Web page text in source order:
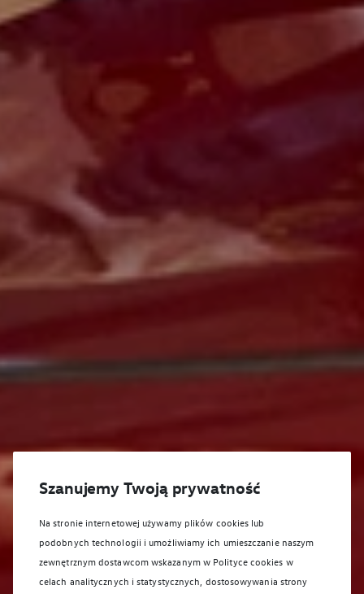
Szanujemy Twoją prywatność
Na stronie internetowej używamy plików cookies lub
podobnych technologii i umożliwiamy ich umieszczanie naszym
zewnętrznym dostawcom wskazanym w Polityce cookies w
celach analitycznych i statystycznych, dostosowywania strony